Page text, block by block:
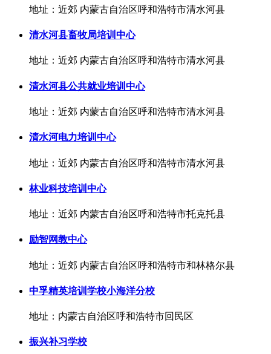
地址：近郊 内蒙古自治区呼和浩特市清水河县
清水河县畜牧局培训中心
地址：近郊 内蒙古自治区呼和浩特市清水河县
清水河县公共就业培训中心
地址：近郊 内蒙古自治区呼和浩特市清水河县
清水河电力培训中心
地址：近郊 内蒙古自治区呼和浩特市清水河县
林业科技培训中心
地址：近郊 内蒙古自治区呼和浩特市托克托县
励智网教中心
地址：近郊 内蒙古自治区呼和浩特市和林格尔县
中孚精英培训学校小海洋分校
地址：内蒙古自治区呼和浩特市回民区
振兴补习学校